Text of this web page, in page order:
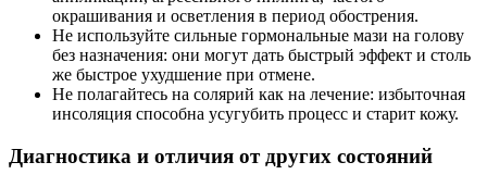
окрашивания и осветления в период обострения.
Не используйте сильные гормональные мази на голову
без назначения: они могут дать быстрый эффект и столь
же быстрое ухудшение при отмене.
Не полагайтесь на солярий как на лечение: избыточная
инсоляция способна усугубить процесс и старит кожу.
Диагностика и отличия от других состояний